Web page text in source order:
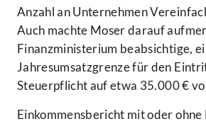
Anzahl an Unternehmen
Auch machte Moser darauf
Finanzministerium beabsichtige,
Jahresumsatzgrenze für den
Steuerpflicht auf etwa 35.000 €
Einkommensbericht mit oder ohne